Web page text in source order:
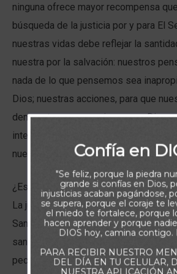
ninguna ofrece mayor recompensa
búsqueda de la justicia por y para El
nuestras vidas debe reflejar la
nuestra por la salvación: nuestros
nada de lo que pensemos sea
Dios; nuestras acciones, para que
demuestren que servimos a un Dios
integridad, para que seamos
nuestras relaciones.
¿Estás dando por sentada la justicia
La justicia es algo que debes permitir
Santo obre en tu vida. En lugar de
santos, ¿estás permitiendo que
pecaminosos crezcan en tu mente?
Confía en
"Se feliz, porque la piedra
grande si confías en Dios,
injusticias acaban pagándose,
se supera, porque el coraje te
el miedo te fortalece, porque
hacen aprender y porque
DIOS hoy, camina contigo.
PARA RECIBIR NUESTRO
DEL DÍA EN TU CELULAR,